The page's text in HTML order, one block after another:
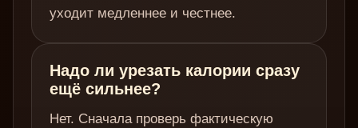
уходит медленнее и честнее.
Надо ли урезать калории сразу
ещё сильнее?
Нет. Сначала проверь фактическую